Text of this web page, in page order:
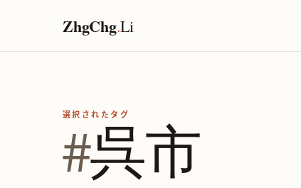
ZhgChg.Li
選択されたタグ
#呉市